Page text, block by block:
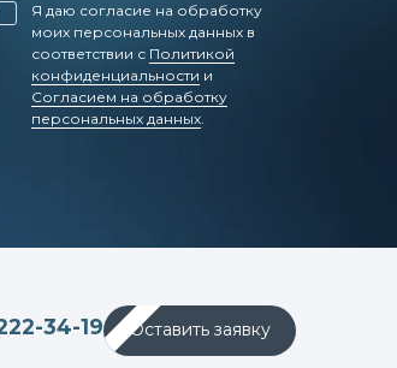
Я даю согласие на обработку
моих персональных данных в
соответствии с Политикой
конфиденциальности и
Согласием на обработку
персональных данных.
34-19 Оставить заявку